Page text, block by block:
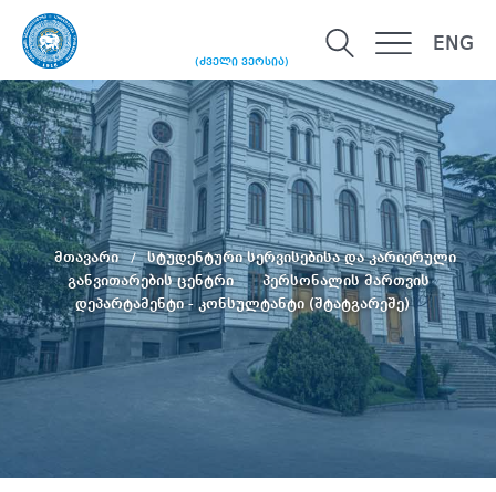
(ძველი ვერსია)
ENG
მთავარი
სტუდენტური სერვისებისა და კარიერული
განვითარების ცენტრი
პერსონალის მართვის
დეპარტამენტი - კონსულტანტი (შტატგარეშე)